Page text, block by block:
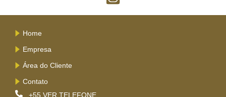
Home
Empresa
Área do Cliente
Contato
+55 VER TELEFONE